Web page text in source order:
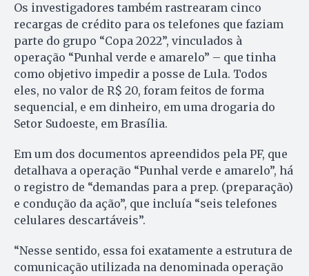
Os investigadores também rastrearam cinco
recargas de crédito para os telefones que faziam
parte do grupo “Copa 2022”, vinculados à
operação “Punhal verde e amarelo” – que tinha
como objetivo impedir a posse de Lula. Todos
eles, no valor de R$ 20, foram feitos de forma
sequencial, e em dinheiro, em uma drogaria do
Setor Sudoeste, em Brasília.
Em um dos documentos apreendidos pela PF, que
detalhava a operação “Punhal verde e amarelo”, há
o registro de “demandas para a prep. (preparação)
e condução da ação”, que incluía “seis telefones
celulares descartáveis”.
“Nesse sentido, essa foi exatamente a estrutura de
comunicação utilizada na denominada operação